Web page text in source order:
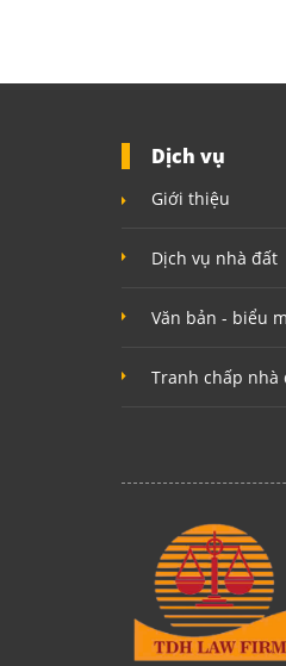
Dịch vụ
Giới thiệu
Dịch vụ nhà đất
Văn bản - biểu
Tranh chấp nhà